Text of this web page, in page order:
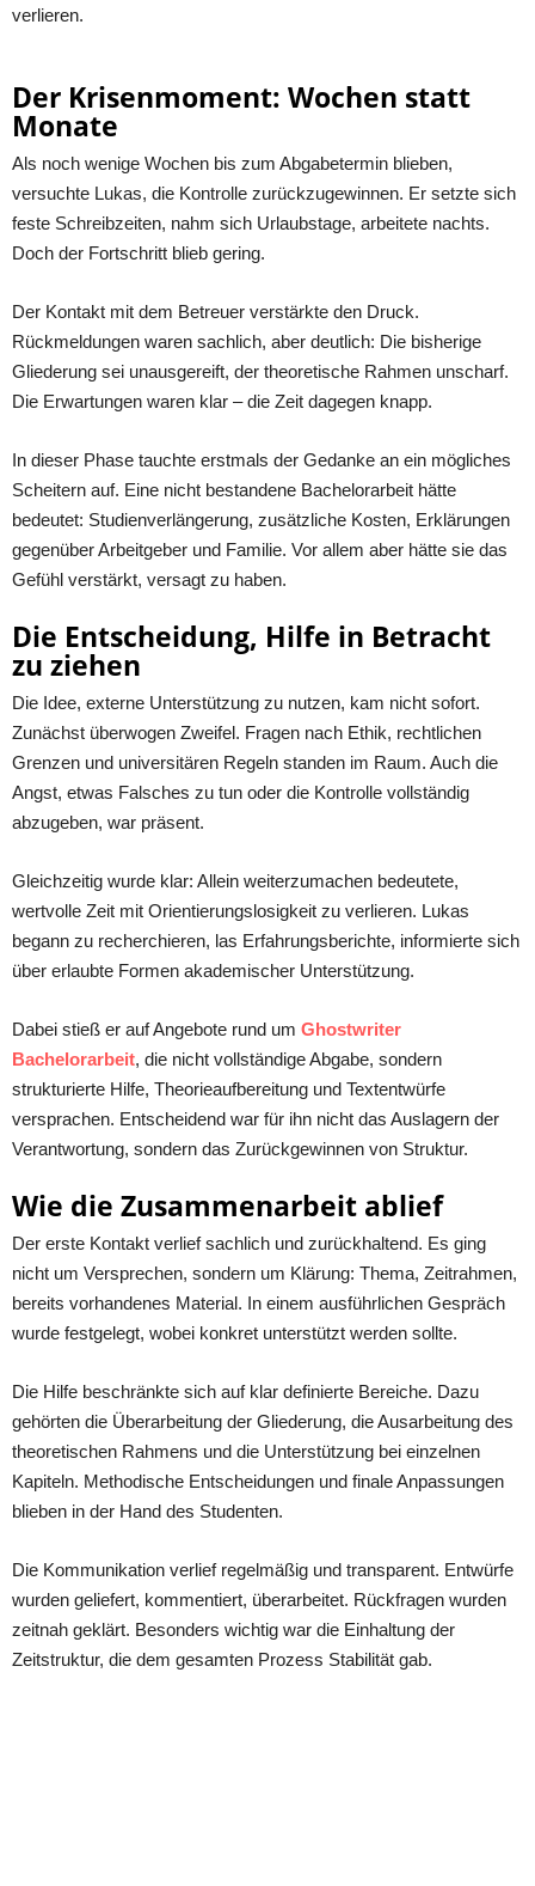
verlieren.
Der Krisenmoment: Wochen statt
Monate
Als noch wenige Wochen bis zum Abgabetermin blieben,
versuchte Lukas, die Kontrolle zurückzugewinnen. Er setzte sich
feste Schreibzeiten, nahm sich Urlaubstage, arbeitete nachts.
Doch der Fortschritt blieb gering.
Der Kontakt mit dem Betreuer verstärkte den Druck.
Rückmeldungen waren sachlich, aber deutlich: Die bisherige
Gliederung sei unausgereift, der theoretische Rahmen unscharf.
Die Erwartungen waren klar – die Zeit dagegen knapp.
In dieser Phase tauchte erstmals der Gedanke an ein mögliches
Scheitern auf. Eine nicht bestandene Bachelorarbeit hätte
bedeutet: Studienverlängerung, zusätzliche Kosten, Erklärungen
gegenüber Arbeitgeber und Familie. Vor allem aber hätte sie das
Gefühl verstärkt, versagt zu haben.
Die Entscheidung, Hilfe in Betracht
zu ziehen
Die Idee, externe Unterstützung zu nutzen, kam nicht sofort.
Zunächst überwogen Zweifel. Fragen nach Ethik, rechtlichen
Grenzen und universitären Regeln standen im Raum. Auch die
Angst, etwas Falsches zu tun oder die Kontrolle vollständig
abzugeben, war präsent.
Gleichzeitig wurde klar: Allein weiterzumachen bedeutete,
wertvolle Zeit mit Orientierungslosigkeit zu verlieren. Lukas
begann zu recherchieren, las Erfahrungsberichte, informierte sich
über erlaubte Formen akademischer Unterstützung.
Dabei stieß er auf Angebote rund um Ghostwriter
Bachelorarbeit, die nicht vollständige Abgabe, sondern
strukturierte Hilfe, Theorieaufbereitung und Textentwürfe
versprachen. Entscheidend war für ihn nicht das Auslagern der
Verantwortung, sondern das Zurückgewinnen von Struktur.
Wie die Zusammenarbeit ablief
Der erste Kontakt verlief sachlich und zurückhaltend. Es ging
nicht um Versprechen, sondern um Klärung: Thema, Zeitrahmen,
bereits vorhandenes Material. In einem ausführlichen Gespräch
wurde festgelegt, wobei konkret unterstützt werden sollte.
Die Hilfe beschränkte sich auf klar definierte Bereiche. Dazu
gehörten die Überarbeitung der Gliederung, die Ausarbeitung des
theoretischen Rahmens und die Unterstützung bei einzelnen
Kapiteln. Methodische Entscheidungen und finale Anpassungen
blieben in der Hand des Studenten.
Die Kommunikation verlief regelmäßig und transparent. Entwürfe
wurden geliefert, kommentiert, überarbeitet. Rückfragen wurden
zeitnah geklärt. Besonders wichtig war die Einhaltung der
Zeitstruktur, die dem gesamten Prozess Stabilität gab.